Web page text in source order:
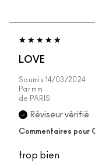
LOVE
Soumis14/03/2024
Par mm
de PARIS
Réviseur vérifié
Commentaires pour
trop bien